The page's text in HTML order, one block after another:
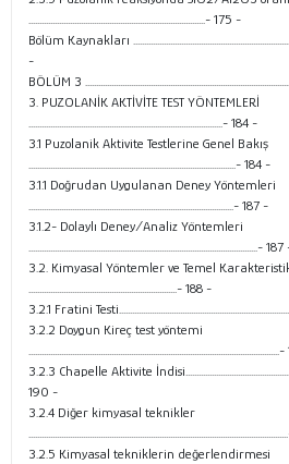
.................................................................................- 175 -
Bölüm Kaynakları
-
BÖLÜM 3
3. PUZOLANİK AKTİVİTE TEST YÖNTEMLERİ
.........................................................................................- 184 -
3.1 Puzolanik Aktivite Testlerine Genel Bakış
...............................................................................................- 184 -
3.1.1 Doğrudan Uygulanan Deney Yöntemleri
..............................................................................................- 187 -
3.1.2- Dolaylı Deney/Analiz Yöntemleri
.........................................................................................................-
3.2. Kimyasal Yöntemler ve Temel
....................................................................- 188 -
3.2.1 Fratini
3.2.2 Doygun Kireç test yöntemi
3.2.3 Chapelle Aktivite
190 -
3.2.4 Diğer kimyasal teknikler
3.2.5 Kimyasal tekniklerin değerlendirmesi